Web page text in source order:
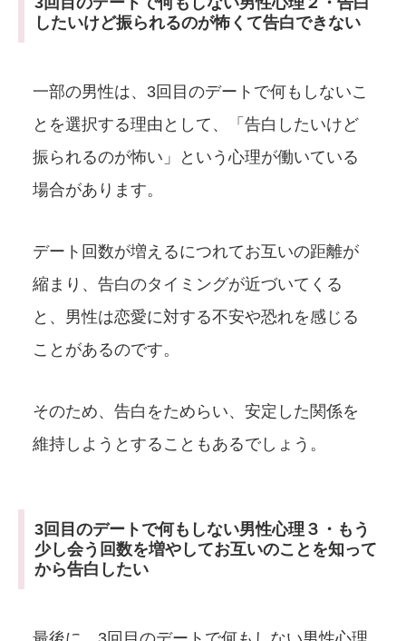
したいけど振られるのが怖くて告白できない
一部の男性は、3回目のデートで何もしないこ
とを選択する理由として、「告白したいけど
振られるのが怖い」という心理が働いている
場合があります。
デート回数が増えるにつれてお互いの距離が
縮まり、告白のタイミングが近づいてくる
と、男性は恋愛に対する不安や恐れを感じる
ことがあるのです。
そのため、告白をためらい、安定した関係を
維持しようとすることもあるでしょう。
3回目のデートで何もしない男性心理３・もう
少し会う回数を増やしてお互いのことを知って
から告白したい